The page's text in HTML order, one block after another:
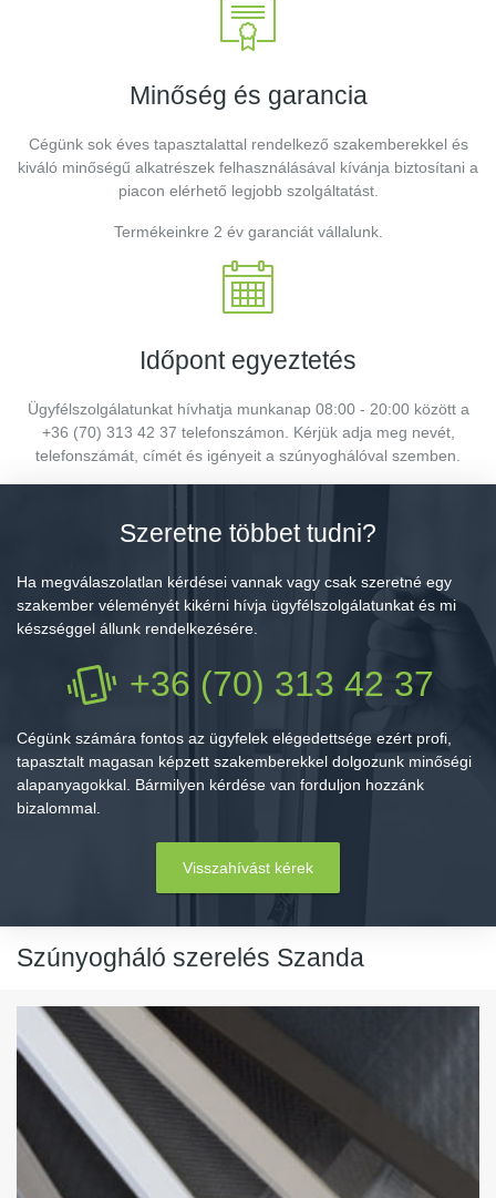
Minőség és garancia
Cégünk sok éves tapasztalattal rendelkező szakemberekkel és
kiváló minőségű alkatrészek felhasználásával kívánja biztosítani a
piacon elérhető legjobb szolgáltatást.
Termékeinkre 2 év garanciát vállalunk.
Időpont egyeztetés
Ügyfélszolgálatunkat hívhatja munkanap 08:00 - 20:00 között a
+36 (70) 313 42 37 telefonszámon. Kérjük adja meg nevét,
telefonszámát, címét és igényeit a szúnyoghálóval szemben.
Szeretne többet tudni?
Ha megválaszolatlan kérdései vannak vagy csak szeretné egy
szakember véleményét kikérni hívja ügyfélszolgálatunkat és mi
készséggel állunk rendelkezésére.
+36 (70) 313 42 37
Cégünk számára fontos az ügyfelek elégedettsége ezért profi,
tapasztalt magasan képzett szakemberekkel dolgozunk minőségi
alapanyagokkal. Bármilyen kérdése van forduljon hozzánk
bizalommal.
Visszahívást kérek
Szúnyogháló szerelés Szanda